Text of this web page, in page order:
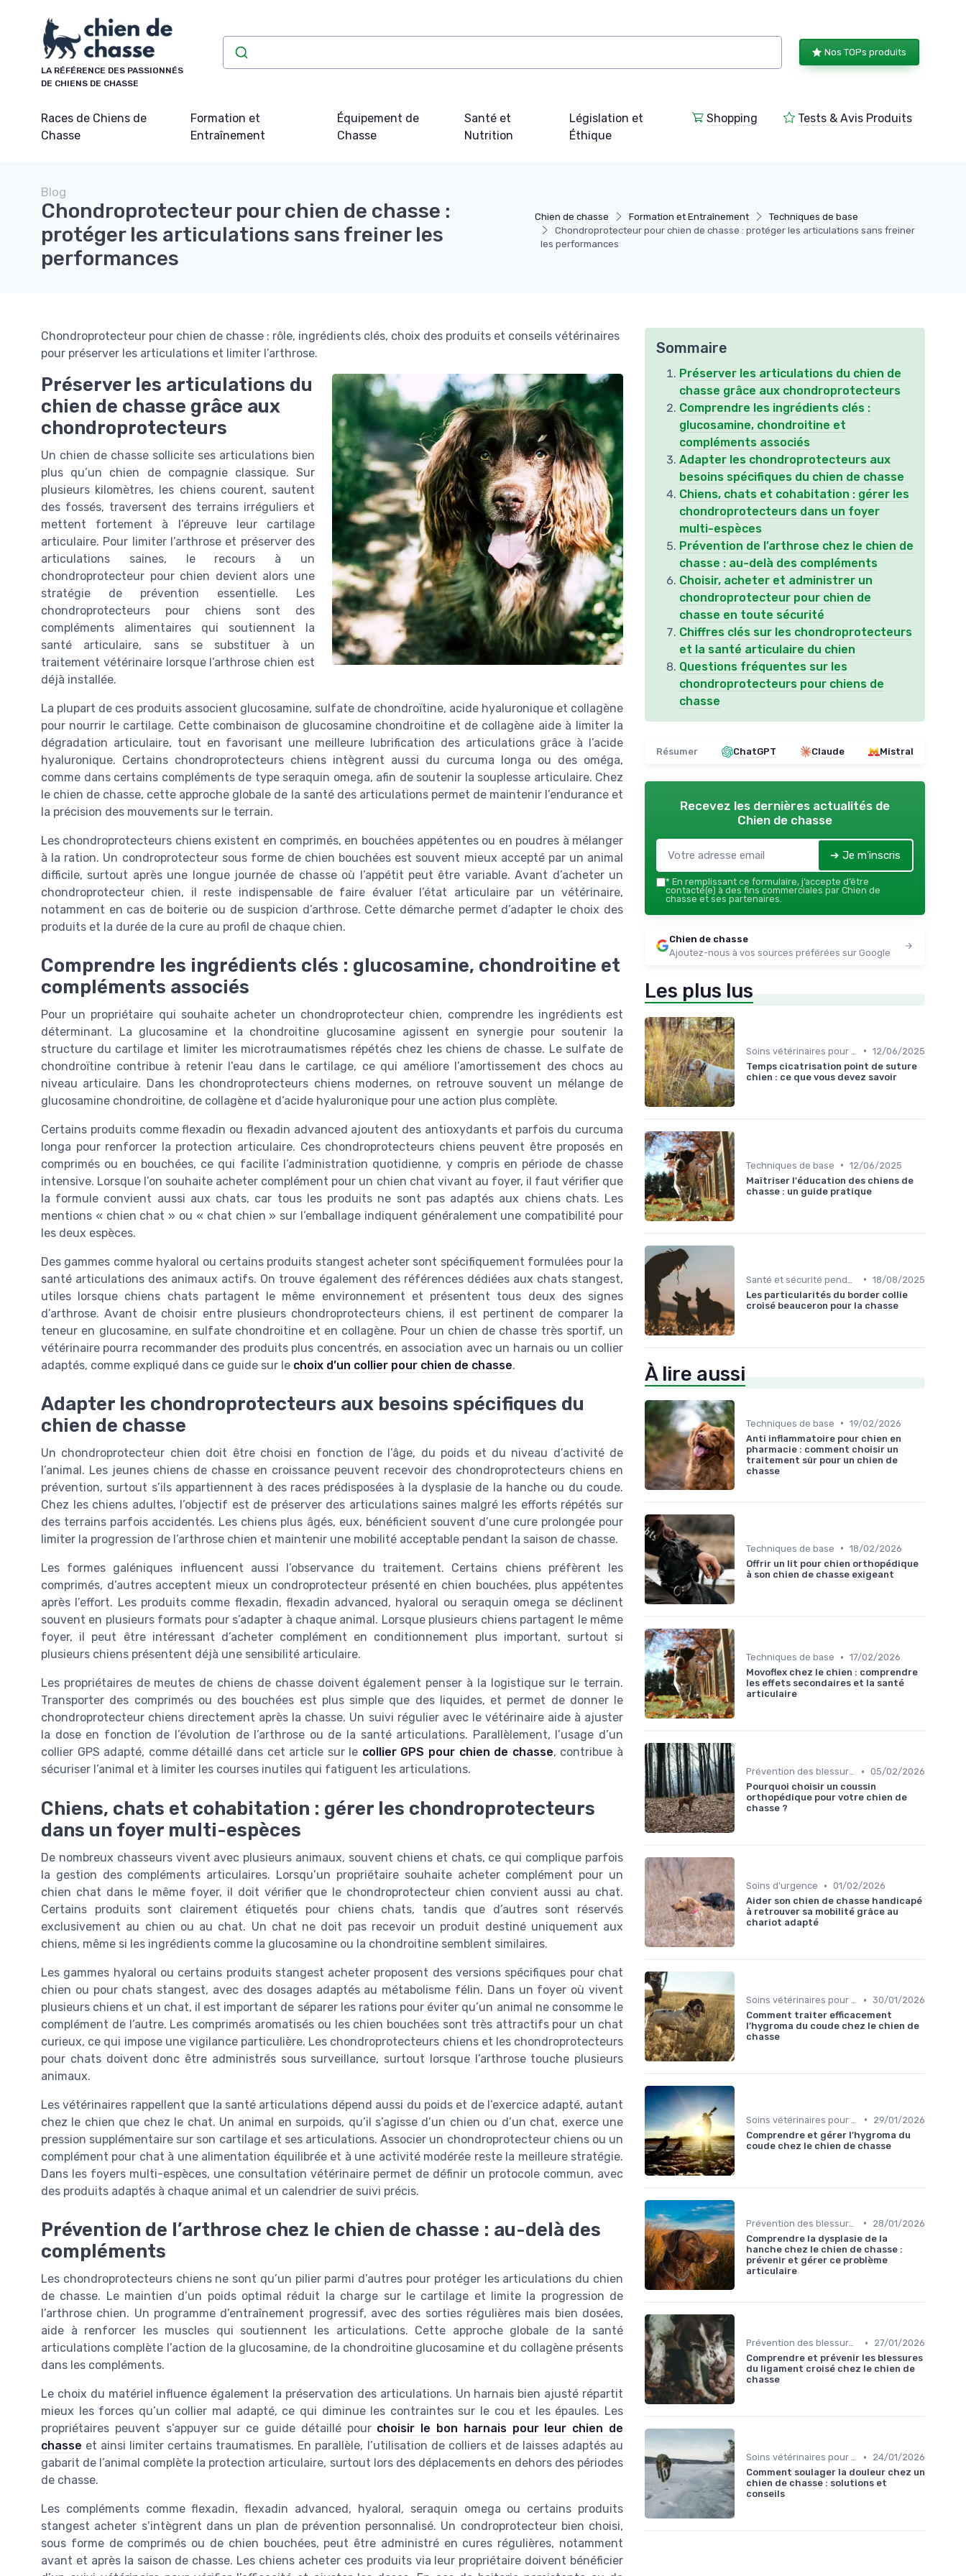
LA RÉFÉRENCE DES PASSIONNÉS
DE CHIENS DE CHASSE
Nos TOPs produits
Races de Chiens de
Chasse
Formation et
Entraînement
Équipement de
Chasse
Santé et
Nutrition
Législation et
Éthique
Shopping Tests & Avis Produits
Chien de chasse Formation et Entraînement
Techniques de base
Chondroprotecteur pour chien de chasse : protéger les articulations sans freiner
les performances
Blog
Chondroprotecteur pour chien de chasse :
protéger les articulations sans freiner les
performances
Chondroprotecteur pour chien de chasse : rôle, ingrédients clés, choix des produits et conseils vétérinaires
pour préserver les articulations et limiter l’arthrose.
Préserver les articulations du
chien de chasse grâce aux
chondroprotecteurs
Un chien de chasse sollicite ses articulations bien
plus qu’un chien de compagnie classique. Sur
plusieurs kilomètres, les chiens courent, sautent
des fossés, traversent des terrains irréguliers et
mettent fortement à l’épreuve leur cartilage
articulaire. Pour limiter l’arthrose et préserver des
articulations saines, le recours à un
chondroprotecteur pour chien devient alors une
stratégie de prévention essentielle. Les
chondroprotecteurs pour chiens sont des
compléments alimentaires qui soutiennent la
santé articulaire, sans se substituer à un
traitement vétérinaire lorsque l’arthrose chien est
déjà installée.
La plupart de ces produits associent glucosamine, sulfate de chondroïtine, acide hyaluronique et collagène
pour nourrir le cartilage. Cette combinaison de glucosamine chondroitine et de collagène aide à limiter la
dégradation articulaire, tout en favorisant une meilleure lubrification des articulations grâce à l’acide
hyaluronique. Certains chondroprotecteurs chiens intègrent aussi du curcuma longa ou des oméga,
comme dans certains compléments de type seraquin omega, afin de soutenir la souplesse articulaire. Chez
le chien de chasse, cette approche globale de la santé des articulations permet de maintenir l’endurance et
la précision des mouvements sur le terrain.
Les chondroprotecteurs chiens existent en comprimés, en bouchées appétentes ou en poudres à mélanger
à la ration. Un condroprotecteur sous forme de chien bouchées est souvent mieux accepté par un animal
difficile, surtout après une longue journée de chasse où l’appétit peut être variable. Avant d’acheter un
chondroprotecteur chien, il reste indispensable de faire évaluer l’état articulaire par un vétérinaire,
notamment en cas de boiterie ou de suspicion d’arthrose. Cette démarche permet d’adapter le choix des
produits et la durée de la cure au profil de chaque chien.
Comprendre les ingrédients clés : glucosamine, chondroitine et
compléments associés
Pour un propriétaire qui souhaite acheter un chondroprotecteur chien, comprendre les ingrédients est
déterminant. La glucosamine et la chondroitine glucosamine agissent en synergie pour soutenir la
structure du cartilage et limiter les microtraumatismes répétés chez les chiens de chasse. Le sulfate de
chondroïtine contribue à retenir l’eau dans le cartilage, ce qui améliore l’amortissement des chocs au
niveau articulaire. Dans les chondroprotecteurs chiens modernes, on retrouve souvent un mélange de
glucosamine chondroitine, de collagène et d’acide hyaluronique pour une action plus complète.
Certains produits comme flexadin ou flexadin advanced ajoutent des antioxydants et parfois du curcuma
longa pour renforcer la protection articulaire. Ces chondroprotecteurs chiens peuvent être proposés en
comprimés ou en bouchées, ce qui facilite l’administration quotidienne, y compris en période de chasse
intensive. Lorsque l’on souhaite acheter complément pour un chien chat vivant au foyer, il faut vérifier que
la formule convient aussi aux chats, car tous les produits ne sont pas adaptés aux chiens chats. Les
mentions « chien chat » ou « chat chien » sur l’emballage indiquent généralement une compatibilité pour
les deux espèces.
Des gammes comme hyaloral ou certains produits stangest acheter sont spécifiquement formulées pour la
santé articulations des animaux actifs. On trouve également des références dédiées aux chats stangest,
utiles lorsque chiens chats partagent le même environnement et présentent tous deux des signes
d’arthrose. Avant de choisir entre plusieurs chondroprotecteurs chiens, il est pertinent de comparer la
teneur en glucosamine, en sulfate chondroitine et en collagène. Pour un chien de chasse très sportif, un
vétérinaire pourra recommander des produits plus concentrés, en association avec un harnais ou un collier
adaptés, comme expliqué dans ce guide sur le choix d’un collier pour chien de chasse.
Adapter les chondroprotecteurs aux besoins spécifiques du
chien de chasse
Un chondroprotecteur chien doit être choisi en fonction de l’âge, du poids et du niveau d’activité de
l’animal. Les jeunes chiens de chasse en croissance peuvent recevoir des chondroprotecteurs chiens en
prévention, surtout s’ils appartiennent à des races prédisposées à la dysplasie de la hanche ou du coude.
Chez les chiens adultes, l’objectif est de préserver des articulations saines malgré les efforts répétés sur
des terrains parfois accidentés. Les chiens plus âgés, eux, bénéficient souvent d’une cure prolongée pour
limiter la progression de l’arthrose chien et maintenir une mobilité acceptable pendant la saison de chasse.
Les formes galéniques influencent aussi l’observance du traitement. Certains chiens préfèrent les
comprimés, d’autres acceptent mieux un condroprotecteur présenté en chien bouchées, plus appétentes
après l’effort. Les produits comme flexadin, flexadin advanced, hyaloral ou seraquin omega se déclinent
souvent en plusieurs formats pour s’adapter à chaque animal. Lorsque plusieurs chiens partagent le même
foyer, il peut être intéressant d’acheter complément en conditionnement plus important, surtout si
plusieurs chiens présentent déjà une sensibilité articulaire.
Les propriétaires de meutes de chiens de chasse doivent également penser à la logistique sur le terrain.
Transporter des comprimés ou des bouchées est plus simple que des liquides, et permet de donner le
chondroprotecteur chiens directement après la chasse. Un suivi régulier avec le vétérinaire aide à ajuster
la dose en fonction de l’évolution de l’arthrose ou de la santé articulations. Parallèlement, l’usage d’un
collier GPS adapté, comme détaillé dans cet article sur le collier GPS pour chien de chasse, contribue à
sécuriser l’animal et à limiter les courses inutiles qui fatiguent les articulations.
Chiens, chats et cohabitation : gérer les chondroprotecteurs
dans un foyer multi-espèces
De nombreux chasseurs vivent avec plusieurs animaux, souvent chiens et chats, ce qui complique parfois
la gestion des compléments articulaires. Lorsqu’un propriétaire souhaite acheter complément pour un
chien chat dans le même foyer, il doit vérifier que le chondroprotecteur chien convient aussi au chat.
Certains produits sont clairement étiquetés pour chiens chats, tandis que d’autres sont réservés
exclusivement au chien ou au chat. Un chat ne doit pas recevoir un produit destiné uniquement aux
chiens, même si les ingrédients comme la glucosamine ou la chondroitine semblent similaires.
Les gammes hyaloral ou certains produits stangest acheter proposent des versions spécifiques pour chat
chien ou pour chats stangest, avec des dosages adaptés au métabolisme félin. Dans un foyer où vivent
plusieurs chiens et un chat, il est important de séparer les rations pour éviter qu’un animal ne consomme le
complément de l’autre. Les comprimés aromatisés ou les chien bouchées sont très attractifs pour un chat
curieux, ce qui impose une vigilance particulière. Les chondroprotecteurs chiens et les chondroprotecteurs
pour chats doivent donc être administrés sous surveillance, surtout lorsque l’arthrose touche plusieurs
animaux.
Les vétérinaires rappellent que la santé articulations dépend aussi du poids et de l’exercice adapté, autant
chez le chien que chez le chat. Un animal en surpoids, qu’il s’agisse d’un chien ou d’un chat, exerce une
pression supplémentaire sur son cartilage et ses articulations. Associer un chondroprotecteur chiens ou un
complément pour chat à une alimentation équilibrée et à une activité modérée reste la meilleure stratégie.
Dans les foyers multi-espèces, une consultation vétérinaire permet de définir un protocole commun, avec
des produits adaptés à chaque animal et un calendrier de suivi précis.
Prévention de l’arthrose chez le chien de chasse : au-delà des
compléments
Les chondroprotecteurs chiens ne sont qu’un pilier parmi d’autres pour protéger les articulations du chien
de chasse. Le maintien d’un poids optimal réduit la charge sur le cartilage et limite la progression de
l’arthrose chien. Un programme d’entraînement progressif, avec des sorties régulières mais bien dosées,
aide à renforcer les muscles qui soutiennent les articulations. Cette approche globale de la santé
articulations complète l’action de la glucosamine, de la chondroitine glucosamine et du collagène présents
dans les compléments.
Le choix du matériel influence également la préservation des articulations. Un harnais bien ajusté répartit
mieux les forces qu’un collier mal adapté, ce qui diminue les contraintes sur le cou et les épaules. Les
propriétaires peuvent s’appuyer sur ce guide détaillé pour choisir le bon harnais pour leur chien de
chasse et ainsi limiter certains traumatismes. En parallèle, l’utilisation de colliers et de laisses adaptés au
gabarit de l’animal complète la protection articulaire, surtout lors des déplacements en dehors des périodes
de chasse.
Les compléments comme flexadin, flexadin advanced, hyaloral, seraquin omega ou certains produits
stangest acheter s’intègrent dans un plan de prévention personnalisé. Un condroprotecteur bien choisi,
sous forme de comprimés ou de chien bouchées, peut être administré en cures régulières, notamment
avant et après la saison de chasse. Les chiens acheter ces produits via leur propriétaire doivent bénéficier
Sommaire
Préserver les articulations du chien de
chasse grâce aux chondroprotecteurs
Comprendre les ingrédients clés :
glucosamine, chondroitine et
compléments associés
Adapter les chondroprotecteurs aux
besoins spécifiques du chien de chasse
Chiens, chats et cohabitation : gérer les
chondroprotecteurs dans un foyer
multi-espèces
Prévention de l’arthrose chez le chien de
chasse : au-delà des compléments
Choisir, acheter et administrer un
chondroprotecteur pour chien de
chasse en toute sécurité
Chiffres clés sur les chondroprotecteurs
et la santé articulaire du chien
Questions fréquentes sur les
chondroprotecteurs pour chiens de
chasse
Résumer ChatGPT Claude Mistral
Recevez les dernières actualités de
Chien de chasse
➔ Je m'inscris
* En remplissant ce formulaire, j’accepte d’être
contacté(e) à des fins commerciales par Chien de
chasse et ses partenaires.
Chien de chasse
Ajoutez-nous à vos sources préférées sur Google
Les plus lus
• 12/06/2025
Temps cicatrisation point de suture
chien : ce que vous devez savoir
Techniques de base • 12/06/2025
Maîtriser l'éducation des chiens de
chasse : un guide pratique
• 18/08/2025
Les particularités du border collie
croisé beauceron pour la chasse
À lire aussi
Techniques de base • 19/02/2026
Anti inflammatoire pour chien en
pharmacie : comment choisir un
traitement sûr pour un chien de
chasse
Techniques de base • 18/02/2026
Offrir un lit pour chien orthopédique
à son chien de chasse exigeant
Techniques de base • 17/02/2026
Movoflex chez le chien : comprendre
les effets secondaires et la santé
articulaire
Prévention des blessures • 05/02/2026
Pourquoi choisir un coussin
orthopédique pour votre chien de
chasse ?
Soins d'urgence • 01/02/2026
Aider son chien de chasse handicapé
à retrouver sa mobilité grâce au
chariot adapté
Soins vétérinaires pour chiens de chasse • 30/01/2026
Comment traiter efficacement
l’hygroma du coude chez le chien de
chasse
•
29/01/2026
Comprendre et gérer l’hygroma du
coude chez le chien de chasse
•
28/01/2026
Comprendre la dysplasie de la
hanche chez le chien de chasse :
prévenir et gérer ce problème
articulaire
Prévention des blessures •
27/01/2026
Comprendre et prévenir les blessures
du ligament croisé chez le chien de
chasse
Soins vétérinaires pour chiens de chasse •
24/01/2026
Comment soulager la douleur chez un
chien de chasse : solutions et
conseils